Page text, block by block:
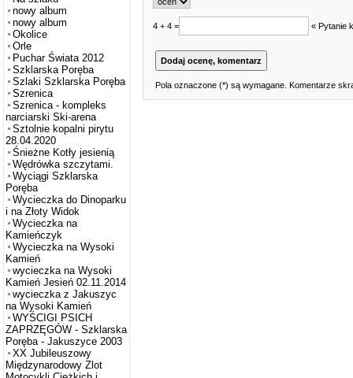
nowy album
nowy album
Okolice
Orle
Puchar Świata 2012
Szklarska Poręba
Szlaki Szklarska Poręba
Szrenica
Szrenica - kompleks
narciarski Ski-arena
Sztolnie kopalni pirytu
28.04.2020
Śnieżne Kotły jesienią
Wędrówka szczytami.
Wyciągi Szklarska
Poręba
Wycieczka do Dinoparku
i na Złoty Widok
Wycieczka na
Kamieńczyk
Wycieczka na Wysoki
Kamień
wycieczka na Wysoki
Kamień Jesień 02.11.2014
wycieczka z Jakuszyc
na Wysoki Kamień
WYŚCIGI PSICH
ZAPRZĘGÓW - Szklarska
Poręba - Jakuszyce 2003
XX Jubileuszowy
Międzynarodowy Zlot
4 + 4 = « Pytanie
Pola oznaczone (*) są wymagane. Komentarze